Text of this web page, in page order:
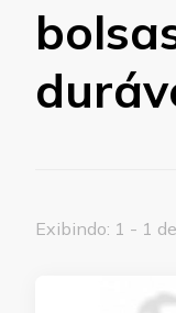
Exibindo: 1 - 1